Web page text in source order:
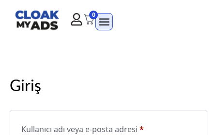
0
Giriş
Kullanıcı adı veya e-posta adresi *